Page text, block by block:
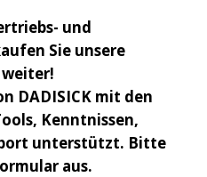
und
Sie unsere
DADISICK mit den
Kenntnissen,
unterstützt. Bitte
aus.